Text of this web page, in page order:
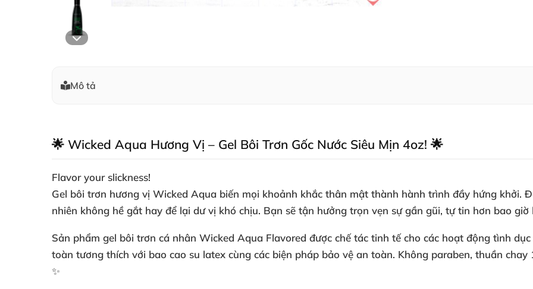
Mô tả
🌟 Wicked Aqua Hương Vị – Gel Bôi Trơn Gốc Nước Siêu Mịn 4oz! 🌟
Flavor your slickness!
Gel bôi trơn hương vị Wicked Aqua biến mọi khoảnh khắc thân mật thành hành trình đầy hứng khởi.
nhiên không hề gắt hay để lại dư vị khó chịu. Bạn sẽ tận hưởng trọn vẹn sự gần gũi, tự tin hơn bao giờ
Sản phẩm gel bôi trơn cá nhân Wicked Aqua Flavored được chế tác tinh tế cho các hoạt động tình
toàn tương thích với bao cao su latex cùng các biện pháp bảo vệ an toàn. Không paraben, thuần
✨